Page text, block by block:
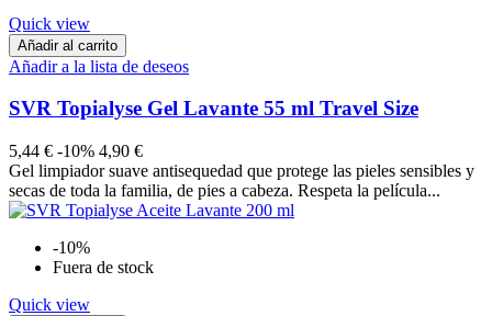
Quick view
Añadir al carrito
Añadir a la lista de deseos
SVR Topialyse Gel Lavante 55 ml Travel Size
5,44 € -10% 4,90 €
Gel limpiador suave antisequedad que protege las pieles sensibles y
secas de toda la familia, de pies a cabeza. Respeta la película...
-10%
Fuera de stock
Quick view